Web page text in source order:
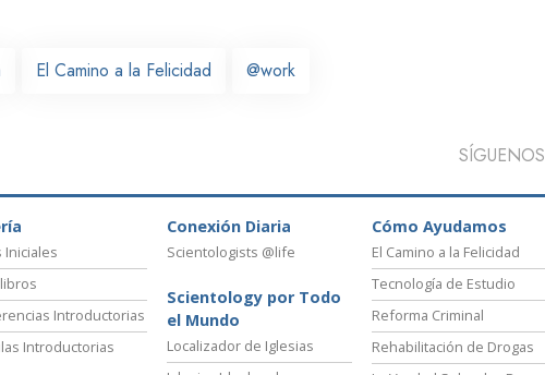
El Camino a la Felicidad @work
SÍGUENOS
Iniciales
Introductorias
Introductorias
Conexión Diaria
Scientologists @life
Scientology por Todo
el Mundo
Localizador de Iglesias
Cómo Ayudamos
El Camino a la Felicidad
Tecnología de Estudio
Reforma Criminal
Rehabilitación de Drogas